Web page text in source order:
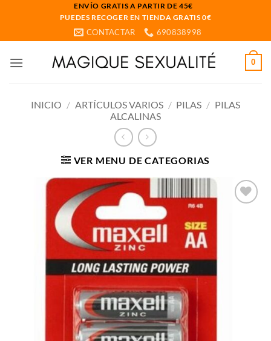
ENVÍO GRATIS A PARTIR DE 45€
PUEDES RECOGER EN TIENDA GRATIS 0€
CONTACTAR 690838998
0
INICIO / ARTÍCULOS VARIOS / PILAS / PILAS
ALCALINAS
VER MENU DE CATEGORIAS